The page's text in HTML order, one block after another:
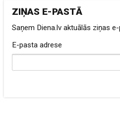
ZIŅAS E-PASTĀ
Saņem Diena.lv aktuālās ziņas
E-pasta adrese